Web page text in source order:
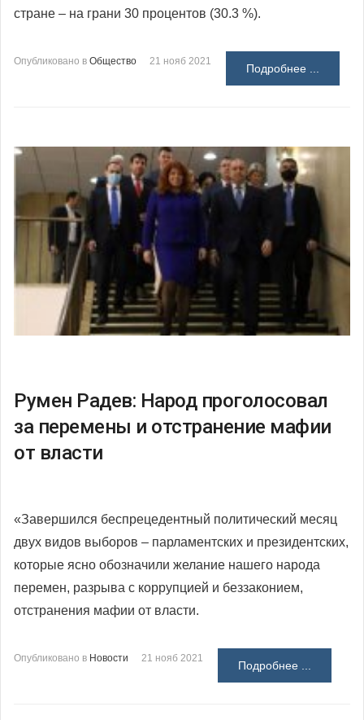
стране – на грани 30 процентов (30.3 %).
Опубликовано в Общество 21 нояб 2021
Подробнее ...
Румен Радев: Народ проголосовал
за перемены и отстранение мафии
от власти
«Завершился беспрецедентный политический месяц
двух видов выборов – парламентских и президентских,
которые ясно обозначили желание нашего народа
перемен, разрыва с коррупцией и беззаконием,
отстранения мафии от власти.
Опубликовано в Новости 21 нояб 2021
Подробнее ...